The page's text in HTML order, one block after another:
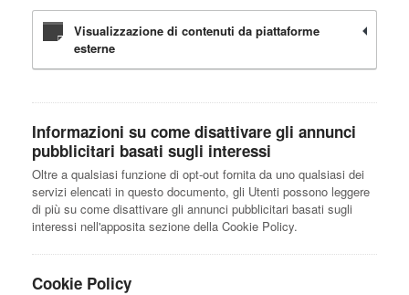
Visualizzazione di contenuti da piattaforme
esterne
Informazioni su come disattivare gli annunci
pubblicitari basati sugli interessi
Oltre a qualsiasi funzione di opt-out fornita da uno qualsiasi dei
servizi elencati in questo documento, gli Utenti possono leggere
di più su come disattivare gli annunci pubblicitari basati sugli
interessi nell'apposita sezione della Cookie Policy.
Cookie Policy